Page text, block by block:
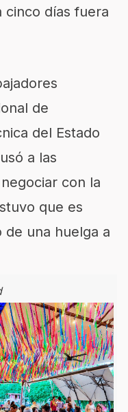
cinco días fuera
de
del Estado
a las
con la
que es
una huelga a